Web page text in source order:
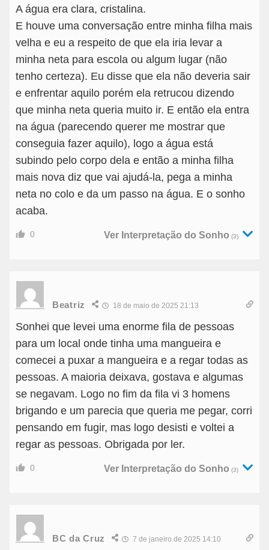
A água era clara, cristalina.
E houve uma conversação entre minha filha mais
velha e eu a respeito de que ela iria levar a
minha neta para escola ou algum lugar (não
tenho certeza). Eu disse que ela não deveria sair
e enfrentar aquilo porém ela retrucou dizendo
que minha neta queria muito ir. E então ela entra
na água (parecendo querer me mostrar que
conseguia fazer aquilo), logo a água está
subindo pelo corpo dela e então a minha filha
mais nova diz que vai ajudá-la, pega a minha
neta no colo e da um passo na água. E o sonho
acaba.
0 Ver Interpretação do Sonho (3)
Beatriz 18 de maio de 2025 21:13
Sonhei que levei uma enorme fila de pessoas
para um local onde tinha uma mangueira e
comecei a puxar a mangueira e a regar todas as
pessoas. A maioria deixava, gostava e algumas
se negavam. Logo no fim da fila vi 3 homens
brigando e um parecia que queria me pegar, corri
pensando em fugir, mas logo desisti e voltei a
regar as pessoas. Obrigada por ler.
0 Ver Interpretação do Sonho (3)
BC da Cruz 7 de janeiro de 2025 14:10